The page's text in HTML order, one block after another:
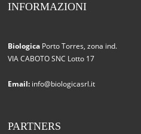
INFORMAZIONI
Biologica Porto Torres, zona ind.
VIA CABOTO SNC Lotto 17
Email: info@biologicasrl.it
PARTNERS